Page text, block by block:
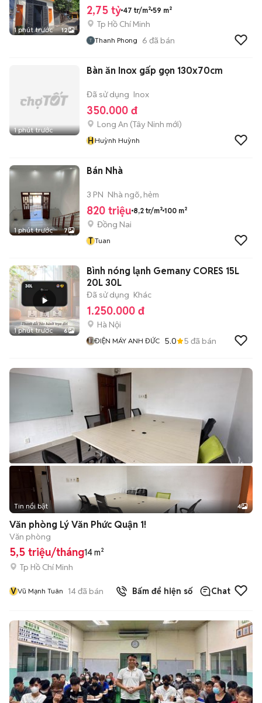
1 phút trước 12
2,75 tỷ 47 tr/m² 59 m²
Tp Hồ Chí Minh
Thanh Phong 6 đã bán
1 phút trước
Bàn ăn Inox gấp gọn 130x70cm
Đã sử dụng Inox
350.000 đ
Long An (Tây Ninh mới)
HHuỳnh Huỳnh
1 phút trước 7
Bán Nhà
3 PN Nhà ngõ, hẻm
820 triệu 8,2 tr/m² 100 m²
Đồng Nai
T Tuan
1 phút trước 6
Bình nóng lạnh Gemany CORES 15L
20L 30L
Đã sử dụng Khác
1.250.000 đ
Hà Nội
ĐIỆN MÁY ANH ĐỨC 5.0 5 đã bán
Tin nổi bật 4
Văn phòng Lý Văn Phức Quận 1!
Văn phòng
5,5 triệu/tháng14 m²
Tp Hồ Chí Minh
VVũ Mạnh Tuân 14đã bán Bấm để hiện số Chat